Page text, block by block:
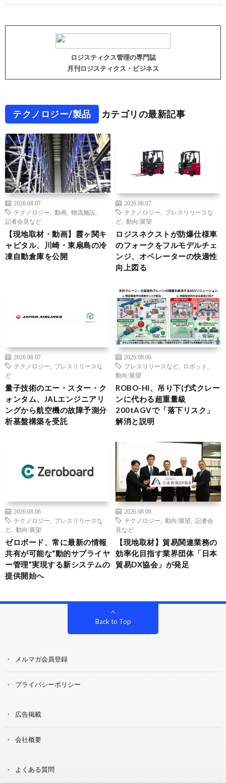
ロジスティクス管理の専門誌
月刊ロジスティクス・ビジネス
テクノロジー/製品 カテゴリの最新記事
2026.08.07
テクノロジー
動画 物流施設
記者会見など
【現地取材・動画】霞ヶ関キ
ャピタル、川崎・東扇島の冷
凍自動倉庫を公開
2026.08.07
テクノロジー
プレスリリースな
ど
動向/展望
ロジスネクストが防爆仕様車
のフォークをフルモデルチェ
ンジ、オペレーターの快適性
向上図る
2026.08.07
テクノロジー
プレスリリースな
ど
量子技術のエー・スター・ク
ォンタム、JALエンジニアリ
ングから航空機の故障予測分
析基盤構築を受託
2026.08.06
プレスリリースなど
ロボット
動向/展望
ROBO-HI、吊り下げ式クレー
ンに代わる超重量級
200tAGVで「落下リスク」
解消と説明
2026.08.06
テクノロジー
プレスリリースな
ど
動向/展望
ゼロボード、常に最新の情報
共有が可能な“動的サプライヤ
ー管理”実現する新システムの
提供開始へ
2026.08.06
テクノロジー
動向/展望
記者会
見など
【現地取材】貿易関連業務の
効率化目指す業界団体「日本
貿易DX協会」が発足
Back to Top
メルマガ会員登録
プライバシーポリシー
広告掲載
会社概要
よくある質問